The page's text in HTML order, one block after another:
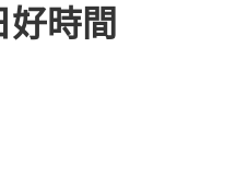
好時間